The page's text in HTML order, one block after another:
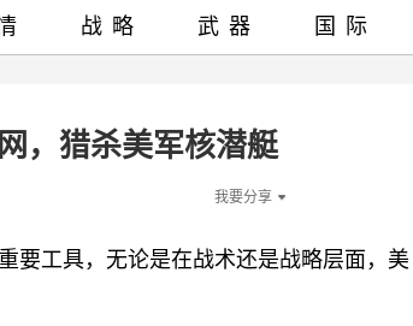
，猎杀美军核潜艇
我要分享
要工具，无论是在战术还是战略层面，美
战略 武器 国际